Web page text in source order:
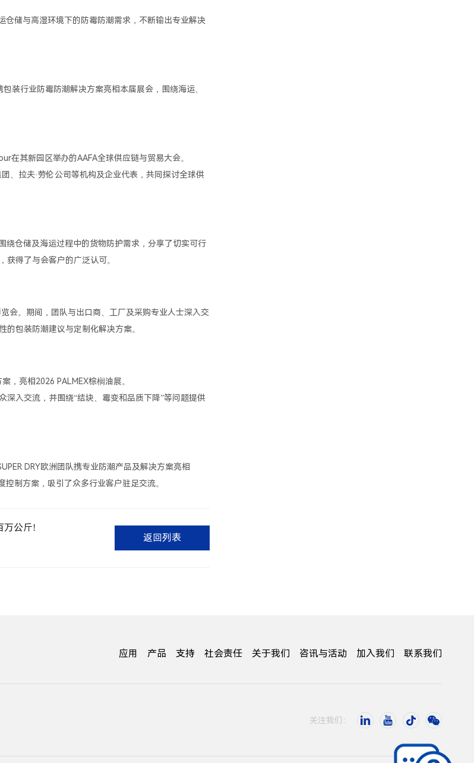
仓储与高湿环境下的防霉防潮需求，不断输出专业解决
装行业防霉防潮解决方案亮相本届展会，围绕海运、
在其新园区举办的AAFA全球供应链与贸易大会。
、拉夫·劳伦公司等机构及企业代表，共同探讨全球供
绕仓储及海运过程中的货物防护需求，分享了切实可行
获得了与会客户的广泛认可。
会。期间，团队与出口商、工厂及采购专业人士深入交
的包装防潮建议与定制化解决方案。
，亮相2026 PALMEX棕榈油展。
入交流，并围绕“结块、霉变和品质下降”等问题提供
DRY欧洲团队携专业防潮产品及解决方案亮相
制方案，吸引了众多行业客户驻足交流。
万公斤!
返回列表
应用 产品 支持 社会责任 关于我们 咨讯与活动 加入我们 联系我们
关注我们：